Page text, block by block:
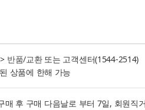
반품/교환또는 고객센터(1544-2514)
상품에 한해 가능
후 구매 다음날로 부터 7일, 회원직